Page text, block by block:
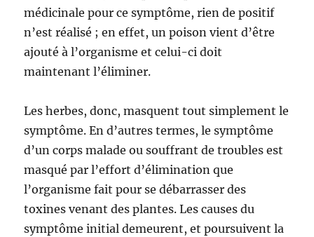
médicinale pour ce symptôme, rien de positif
n’est réalisé ; en effet, un poison vient d’être
ajouté à l’organisme et celui-ci doit
maintenant l’éliminer.
Les herbes, donc, masquent tout simplement le
symptôme. En d’autres termes, le symptôme
d’un corps malade ou souffrant de troubles est
masqué par l’effort d’élimination que
l’organisme fait pour se débarrasser des
toxines venant des plantes. Les causes du
symptôme initial demeurent, et poursuivent la